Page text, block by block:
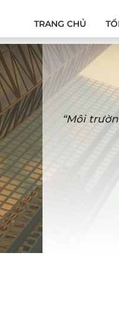
TRANG CHỦ
“Môi